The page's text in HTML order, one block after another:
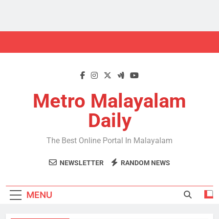
Metro Malayalam
Daily
The Best Online Portal In Malayalam
NEWSLETTER RANDOM NEWS
MENU